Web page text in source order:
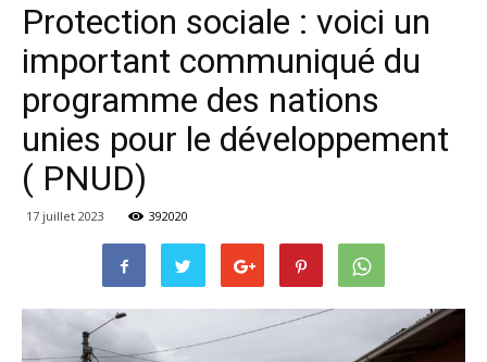
Protection sociale : voici un
important communiqué du
programme des nations
unies pour le développement
( PNUD)
17 juillet 2023 392020